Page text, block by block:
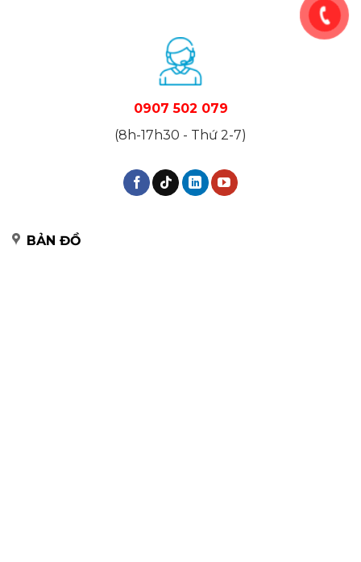
0907 502 079
(8h-17h30 - Thứ 2-7)
BẢN ĐỒ